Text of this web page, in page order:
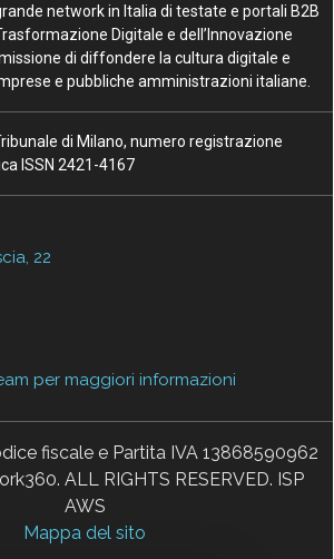
network in Italia di testate e portali B2B
Digitale e dell’Innovazione
di diffondere la cultura digitale e
e pubbliche amministrazioni italiane.
di Milano, numero registrazione
ISSN 2421-4167
22
per maggiori informazioni
fiscale e Partita IVA 13868590962
ALL RIGHTS RESERVED. ISP
AWS
Mappa del sito